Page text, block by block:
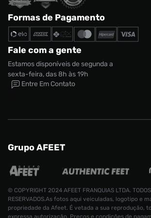
Formas de Pagamento
Fale com a gente
Estamos disponíveis de segunda a
sexta-feira, das 8h às 19h
Entre Em Contato
Grupo AFEET
© COPYRIGHT 2024 AFEET FRANQUIAS LTDA. TODOS
RESERVADOS.As fotos aqui veiculadas, logotipo e
propriedade da Afeet. É vetada a sua reprodução,
expressa autorização. Preços e condições de